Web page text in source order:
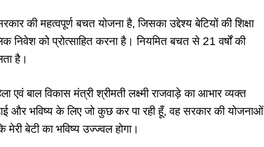
की महत्वपूर्ण बचत योजना है, जिसका उद्देश्य बेटियों की शिक्षा
निवेश को प्रोत्साहित करना है। नियमित बचत से 21 वर्षों की
है।
एवं बाल विकास मंत्री श्रीमती लक्ष्मी राजवाड़े का आभार व्यक्त
और भविष्य के लिए जो कुछ कर पा रही हूँ, वह सरकार की योजनाओं
बेटी का भविष्य उज्ज्वल होगा।